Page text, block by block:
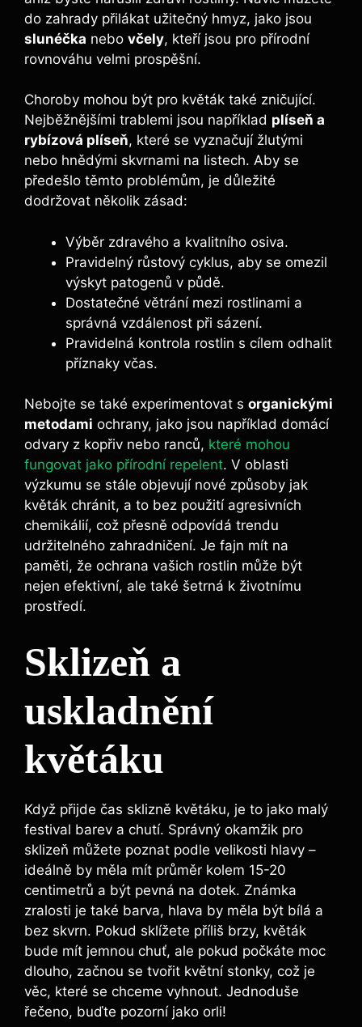
do zahrady přilákat užitečný hmyz, jako jsou
slunéčka nebo včely, kteří jsou pro přírodní
rovnováhu velmi prospěšní.
Choroby mohou být pro květák také zničující.
Nejběžnějšími trablemi jsou například plíseň a
rybízová plíseň, které se vyznačují žlutými
nebo hnědými skvrnami na listech. Aby se
předešlo těmto problémům, je důležité
dodržovat několik zásad:
Výběr zdravého a kvalitního osiva.
Pravidelný růstový cyklus, aby se omezil
výskyt patogenů v půdě.
Dostatečné větrání mezi rostlinami a
správná vzdálenost při sázení.
Pravidelná kontrola rostlin s cílem odhalit
příznaky včas.
Nebojte se také experimentovat s organickými
metodami ochrany, jako jsou například domácí
odvary z kopřiv nebo ranců, které mohou
fungovat jako přírodní repelent. V oblasti
výzkumu se stále objevují nové způsoby jak
květák chránit, a to bez použití agresivních
chemikálií, což přesně odpovídá trendu
udržitelného zahradničení. Je fajn mít na
paměti, že ochrana vašich rostlin může být
nejen efektivní, ale také šetrná k životnímu
prostředí.
Sklizeň a
uskladnění
květáku
Když přijde čas sklizně květáku, je to jako malý
festival barev a chutí. Správný okamžik pro
sklizeň můžete poznat podle velikosti hlavy –
ideálně by měla mít průměr kolem 15-20
centimetrů a být pevná na dotek. Známka
zralosti je také barva, hlava by měla být bílá a
bez skvrn. Pokud sklížete příliš brzy, květák
bude mít jemnou chuť, ale pokud počkáte moc
dlouho, začnou se tvořit květní stonky, což je
věc, které se chceme vyhnout. Jednoduše
řečeno, buďte pozorní jako orli!